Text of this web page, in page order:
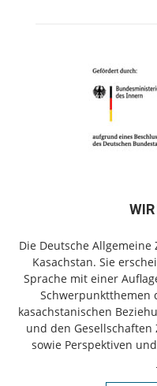
Die Deutsche
Kasachstan. Sie
Sprache mit einer
Schwerpunktthemen
kasachstanischen
und den
sowie Perspektiven